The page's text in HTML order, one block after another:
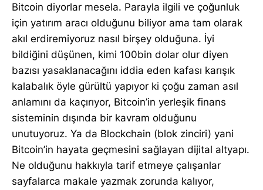
Bitcoin diyorlar mesela. Parayla ilgili ve çoğunluk
için yatırım aracı olduğunu biliyor ama tam olarak
akıl erdiremiyoruz nasıl birşey olduğuna. İyi
bildiğini düşünen, kimi 100bin dolar olur diyen
bazısı yasaklanacağını iddia eden kafası karışık
kalabalık öyle gürültü yapıyor ki çoğu zaman asıl
anlamını da kaçırıyor, Bitcoin’in yerleşik finans
sisteminin dışında bir kavram olduğunu
unutuyoruz. Ya da Blockchain (blok zinciri) yani
Bitcoin’in hayata geçmesini sağlayan dijital altyapı.
Ne olduğunu hakkıyla tarif etmeye çalışanlar
sayfalarca makale yazmak zorunda kalıyor,